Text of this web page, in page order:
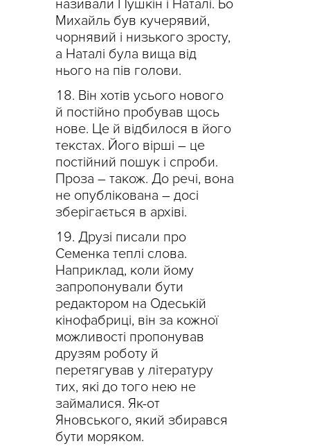
називали Пушкін і Наталі. Бо
Михайль був кучерявий,
чорнявий і низького зросту,
а Наталі була вища від
нього на пів голови.
Він хотів усього нового
й постійно пробував щось
нове. Це й відбилося в його
текстах. Його вірші – це
постійний пошук і спроби.
Проза – також. До речі, вона
не опублікована – досі
зберігається в архіві.
Друзі писали про
Семенка теплі слова.
Наприклад, коли йому
запропонували бути
редактором на Одеській
кінофабриці, він за кожної
можливості пропонував
друзям роботу й
перетягував у літературу
тих, які до того нею не
займалися. Як-от
Яновського, який збирався
бути моряком.